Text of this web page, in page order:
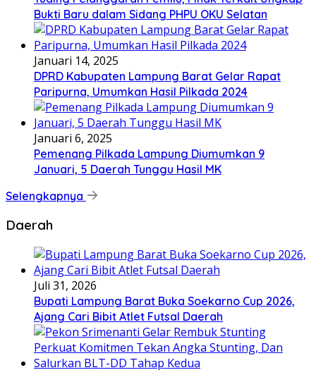
Bukti Baru dalam Sidang PHPU OKU Selatan
Januari 14, 2025
DPRD Kabupaten Lampung Barat Gelar Rapat
Paripurna, Umumkan Hasil Pilkada 2024
Januari 6, 2025
Pemenang Pilkada Lampung Diumumkan 9
Januari, 5 Daerah Tunggu Hasil MK
Selengkapnya
Daerah
Juli 31, 2026
Bupati Lampung Barat Buka Soekarno Cup 2026,
Ajang Cari Bibit Atlet Futsal Daerah